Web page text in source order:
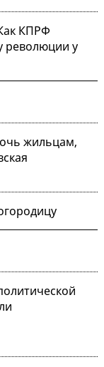
КПРФ
революции у
жильцам,